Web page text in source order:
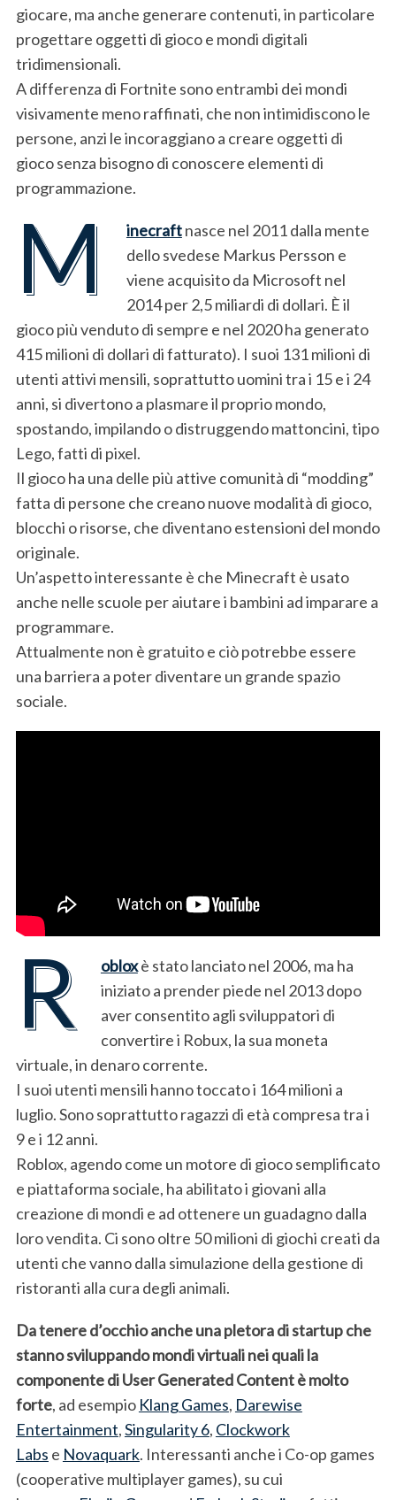
giocare, ma anche generare contenuti, in particolare
progettare oggetti di gioco e mondi digitali
tridimensionali.
A differenza di Fortnite sono entrambi dei mondi
visivamente meno raffinati, che non intimidiscono le
persone, anzi le incoraggiano a creare oggetti di
gioco senza bisogno di conoscere elementi di
programmazione.
M inecraftnasce nel 2011 dalla mente
dello svedese Markus Persson e
viene acquisito da Microsoft nel
2014 per 2,5 miliardi di dollari. È il
gioco più venduto di sempre e nel 2020 ha generato
415 milioni di dollari di fatturato). I suoi 131 milioni di
utenti attivi mensili, soprattutto uomini tra i 15 e i 24
anni, si divertono a plasmare il proprio mondo,
spostando, impilando o distruggendo mattoncini, tipo
Lego, fatti di pixel.
Il gioco ha una delle più attive comunità di “modding”
fatta di persone che creano nuove modalità di gioco,
blocchi o risorse, che diventano estensioni del mondo
originale.
Un’aspetto interessante è che Minecraft è usato
anche nelle scuole per aiutare i bambini ad imparare a
programmare.
Attualmente non è gratuito e ciò potrebbe essere
una barriera a poter diventare un grande spazio
sociale.
R obloxè stato lanciato nel 2006, ma ha
iniziato a prender piede nel 2013 dopo
aver consentito agli sviluppatori di
convertire i Robux, la sua moneta
virtuale, in denaro corrente.
I suoi utenti mensili hanno toccato i 164 milioni a
luglio. Sono soprattutto ragazzi di età compresa tra i
9 e i 12 anni.
Roblox, agendo come un motore di gioco semplificato
e piattaforma sociale, ha abilitato i giovani alla
creazione di mondi e ad ottenere un guadagno dalla
loro vendita. Ci sono oltre 50 milioni di giochi creati da
utenti che vanno dalla simulazione della gestione di
ristoranti alla cura degli animali.
Da tenere d’occhio anche una pletora di startup che
stanno sviluppando mondi virtuali nei quali la
componente di User Generated Content è molto
forte, ad esempio Klang Games, Darewise
Entertainment,Singularity 6, Clockwork
Labs e Novaquark. Interessanti anche i Co-op games
(cooperative multiplayer games), su cui
S
e
a
r
f
o
r